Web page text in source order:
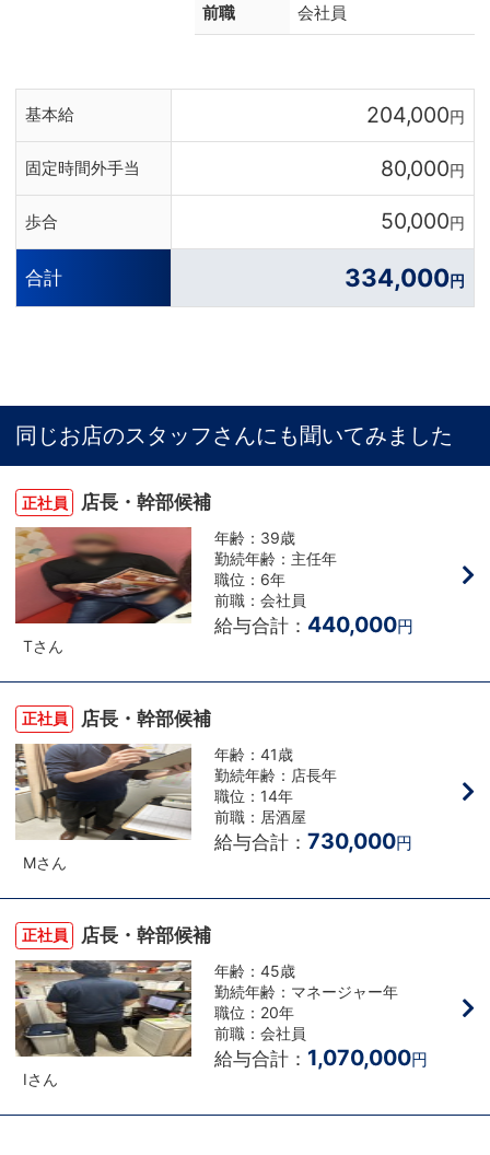
前職 会社員
基本給 204,000円
固定時間外手当 80,000円
歩合 50,000円
合計 334,000円
同じお店のスタッフさんにも聞いてみました
正社員 店長・幹部候補
Tさん
年齢：39歳
勤続年齢：主任年
職位：6年
前職：会社員
給与合計： 440,000円
正社員 店長・幹部候補
Mさん
年齢：41歳
勤続年齢：店長年
職位：14年
前職：居酒屋
給与合計： 730,000円
正社員 店長・幹部候補
Iさん
年齢：45歳
勤続年齢：マネージャー年
職位：20年
前職：会社員
給与合計： 1,070,000円